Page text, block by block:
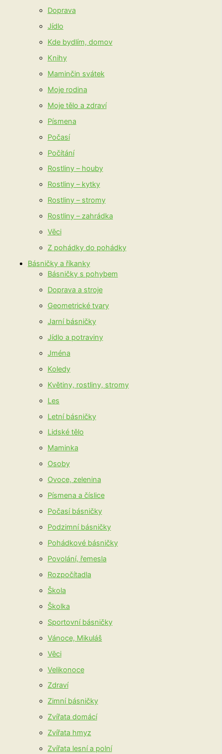
Doprava
Jídlo
Kde bydlím, domov
Knihy
Maminčin svátek
Moje rodina
Moje tělo a zdraví
Písmena
Počasí
Počítání
Rostliny – houby
Rostliny – kytky
Rostliny – stromy
Rostliny – zahrádka
Věci
Z pohádky do pohádky
Básničky a říkanky
Básničky s pohybem
Doprava a stroje
Geometrické tvary
Jarní básničky
Jídlo a potraviny
Jména
Koledy
Květiny, rostliny, stromy
Les
Letní básničky
Lidské tělo
Maminka
Osoby
Ovoce, zelenina
Písmena a číslice
Počasí básničky
Podzimní básničky
Pohádkové básničky
Povolání, řemesla
Rozpočítadla
Škola
Školka
Sportovní básničky
Vánoce, Mikuláš
Věci
Velikonoce
Zdraví
Zimní básničky
Zvířata domácí
Zvířata hmyz
Zvířata lesní a polní